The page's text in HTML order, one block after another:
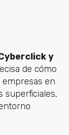
y
de cómo
en
superficiales,